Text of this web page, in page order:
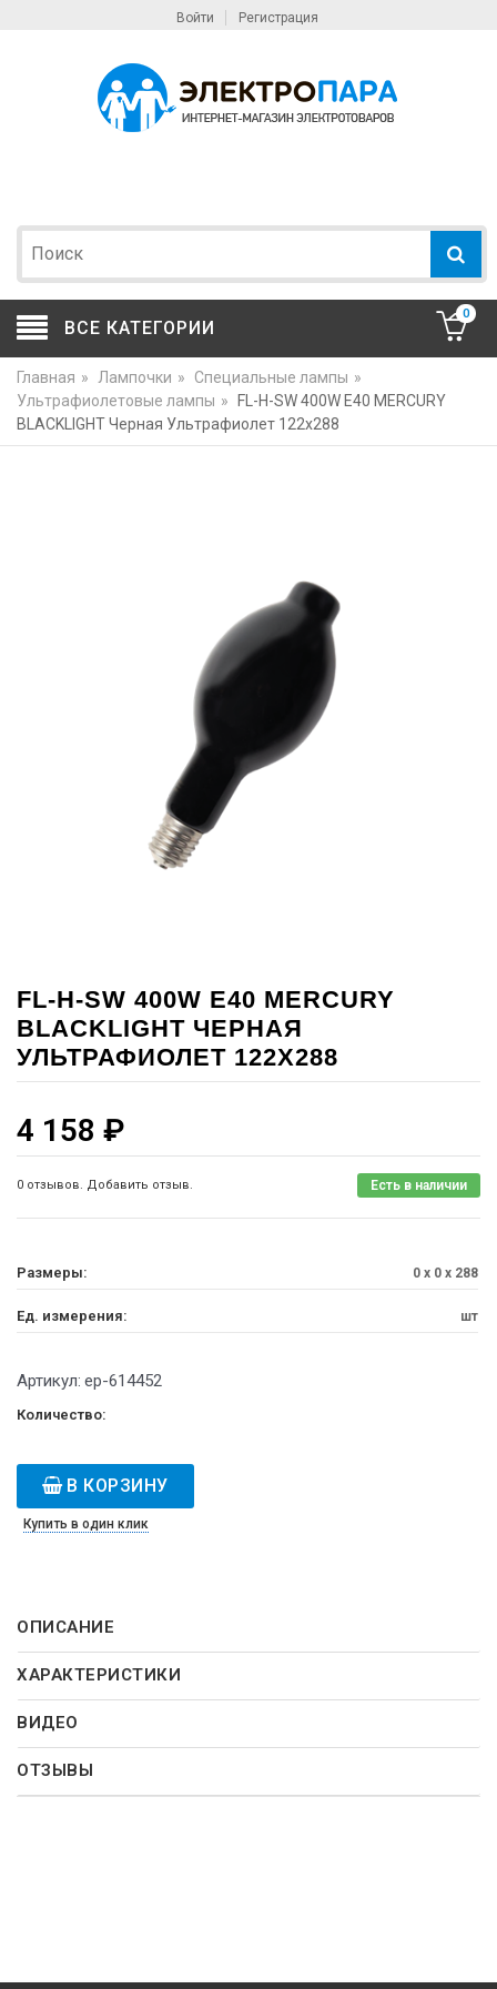
Войти Регистрация
ВСЕ КАТЕГОРИИ
0
Главная » Лампочки » Специальные лампы »
Ультрафиолетовые лампы »
FL-H-SW 400W E40 MERCURY
BLACKLIGHT Черная Ультрафиолет 122х288
FL-H-SW 400W E40 MERCURY
BLACKLIGHT ЧЕРНАЯ
УЛЬТРАФИОЛЕТ 122Х288
4 158 ₽
0 отзывов. Добавить отзыв. Есть в наличии
Размеры: 0 x 0 x 288
Ед. измерения: шт
Артикул: ep-614452
Количество:
В КОРЗИНУ
Купить в один клик
ОПИСАНИЕ
ХАРАКТЕРИСТИКИ
ВИДЕО
ОТЗЫВЫ